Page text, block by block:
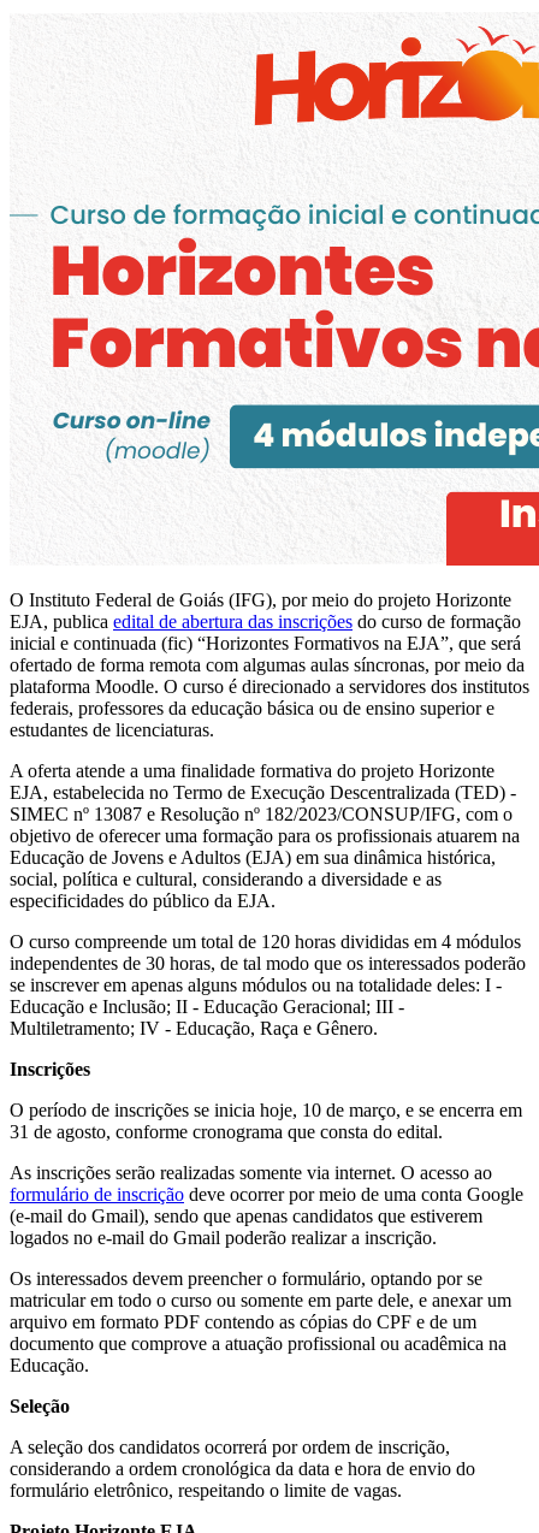
O Instituto Federal de Goiás (IFG), por meio do projeto Horizonte
EJA, publica edital de abertura das inscrições do curso de formação
inicial e continuada (fic) “Horizontes Formativos na EJA”, que será
ofertado de forma remota com algumas aulas síncronas, por meio da
plataforma Moodle. O curso é direcionado a servidores dos institutos
federais, professores da educação básica ou de ensino superior e
estudantes de licenciaturas.
A oferta atende a uma finalidade formativa do projeto Horizonte
EJA, estabelecida no Termo de Execução Descentralizada (TED) -
SIMEC nº 13087 e Resolução nº 182/2023/CONSUP/IFG, com o
objetivo de oferecer uma formação para os profissionais atuarem na
Educação de Jovens e Adultos (EJA) em sua dinâmica histórica,
social, política e cultural, considerando a diversidade e as
especificidades do público da EJA.
O curso compreende um total de 120 horas divididas em 4 módulos
independentes de 30 horas, de tal modo que os interessados poderão
se inscrever em apenas alguns módulos ou na totalidade deles: I -
Educação e Inclusão; II - Educação Geracional; III -
Multiletramento; IV - Educação, Raça e Gênero.
Inscrições
O período de inscrições se inicia hoje, 10 de março, e se encerra em
31 de agosto, conforme cronograma que consta do edital.
As inscrições serão realizadas somente via internet. O acesso ao
formulário de inscrição deve ocorrer por meio de uma conta Google
(e-mail do Gmail), sendo que apenas candidatos que estiverem
logados no e-mail do Gmail poderão realizar a inscrição.
Os interessados devem preencher o formulário, optando por se
matricular em todo o curso ou somente em parte dele, e anexar um
arquivo em formato PDF contendo as cópias do CPF e de um
documento que comprove a atuação profissional ou acadêmica na
Educação.
Seleção
A seleção dos candidatos ocorrerá por ordem de inscrição,
considerando a ordem cronológica da data e hora de envio do
formulário eletrônico, respeitando o limite de vagas.